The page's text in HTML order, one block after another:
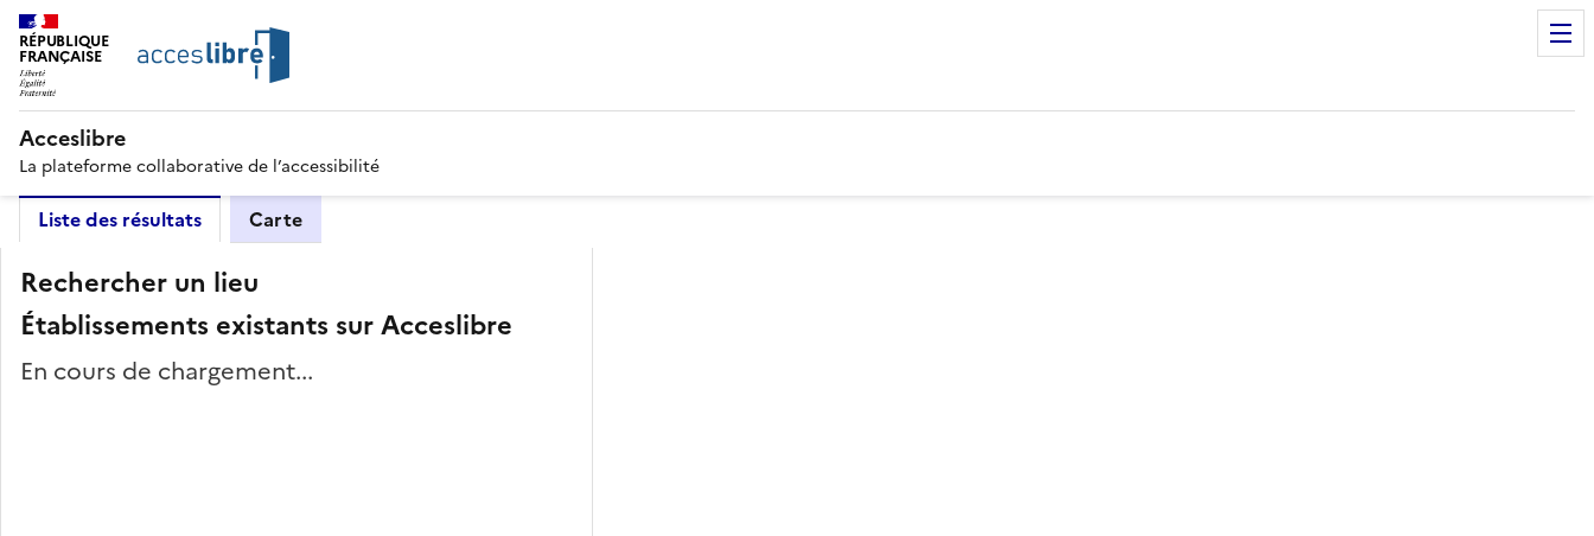
RÉPUBLIQUE
FRANÇAISE
Acceslibre
La plateforme collaborative de l’accessibilité
Liste des résultats Carte
Rechercher un lieu
Établissements existants sur Acceslibre
En cours de chargement...